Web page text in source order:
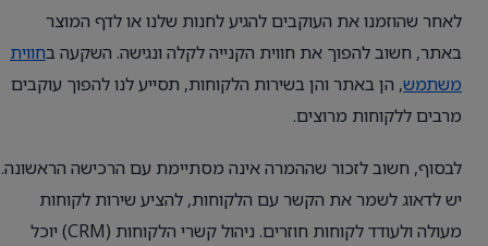
לאחר שהוזמנו את העוקבים להגיע לחנות שלנו או לדף המוצר
באתר, חשוב להפוך את חווית הקנייה לקלה ונגישה. השקעה בחווית
משתמש, הן באתר והן בשירות הלקוחות, תסייע לנו להפוך עוקבים
מרבים ללקוחות מרוצים.
לבסוף, חשוב לזכור שההמרה אינה מסתיימת עם הרכישה הראשונה.
יש לדאוג לשמר את הקשר עם הלקוחות, להציע שירות לקוחות
מעולה ולעודד לקוחות חוזרים. ניהול קשרי הלקוחות (CRM) יוכל